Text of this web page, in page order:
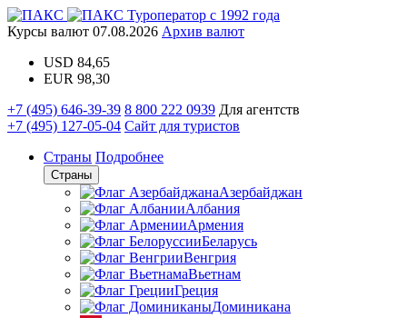
Туроператор с 1992 года
Курсы валют 07.08.2026 Архив валют
USD 84,65
EUR 98,30
+7 (495) 646-39-39 8 800 222 0939 Для агентств
+7 (495) 127-05-04 Сайт для туристов
Страны Подробнее
Страны
Азербайджан
Албания
Армения
Беларусь
Венгрия
Вьетнам
Греция
Доминикана